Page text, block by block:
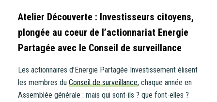
Atelier Découverte : Investisseurs citoyens,
plongée au coeur de l’actionnariat Energie
Partagée avec le Conseil de surveillance
Les actionnaires d’Energie Partagée Investissement élisent
les membres du Conseil de surveillance, chaque année en
Assemblée générale : mais qui sont-ils ? que font-elles ?